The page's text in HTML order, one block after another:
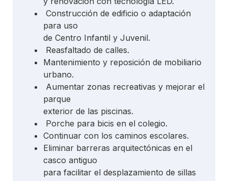
Construcción de edificio o adaptación
para uso
de Centro Infantil y Juvenil.
Reasfaltado de calles.
Mantenimiento y reposición de mobiliario
urbano.
Aumentar zonas recreativas y mejorar el
parque
exterior de las piscinas.
Porche para bicis en el colegio.
Continuar con los caminos escolares.
Eliminar barreras arquitectónicas en el
casco antiguo
para facilitar el desplazamiento de sillas